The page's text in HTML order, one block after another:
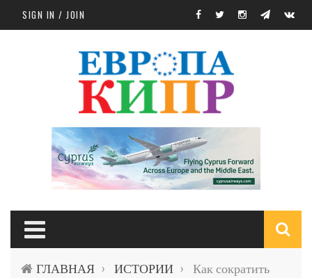
Skip to main content
SIGN IN / JOIN
ГЛАВНАЯ › ИСТОРИИ ›
Как сократить